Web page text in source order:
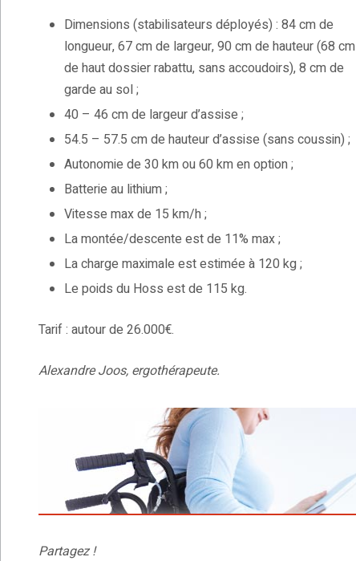
Dimensions (stabilisateurs déployés) : 84 cm de
longueur, 67 cm de largeur, 90 cm de hauteur (68 cm
de haut dossier rabattu, sans accoudoirs), 8 cm de
garde au sol ;
40 – 46 cm de largeur d’assise ;
54.5 – 57.5 cm de hauteur d’assise (sans coussin) ;
Autonomie de 30 km ou 60 km en option ;
Batterie au lithium ;
Vitesse max de 15 km/h ;
La montée/descente est de 11% max ;
La charge maximale est estimée à 120 kg ;
Le poids du Hoss est de 115 kg.
Tarif : autour de 26.000€.
Alexandre Joos, ergothérapeute.
Partagez !